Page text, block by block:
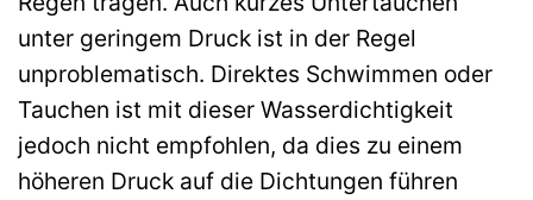
unter geringem Druck ist in der Regel
unproblematisch. Direktes Schwimmen oder
Tauchen ist mit dieser Wasserdichtigkeit
jedoch nicht empfohlen, da dies zu einem
höheren Druck auf die Dichtungen führen